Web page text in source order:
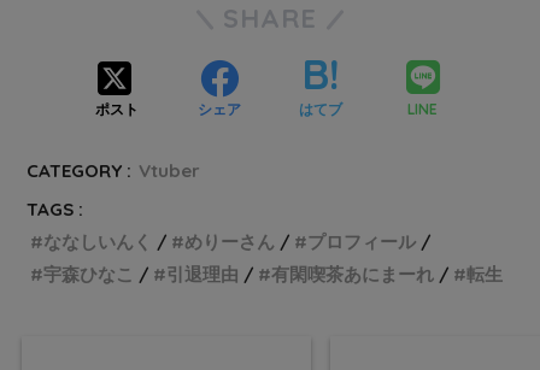
SHARE
ポスト シェア はてブ LINE
CATEGORY : Vtuber
TAGS :
ななしいんく
めりーさん
プロフィール
宇森ひなこ
引退理由 有閑喫茶あにまーれ 転生